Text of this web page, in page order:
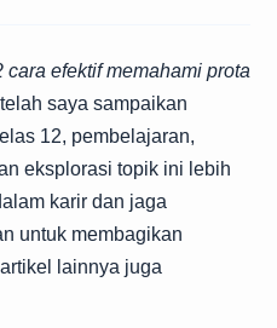
cara efektif memahami prota
saya sampaikan
12, pembelajaran,
eksplorasi topik ini lebih
karir dan jaga
untuk membagikan
lainnya juga